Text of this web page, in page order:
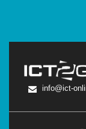
info@ict-